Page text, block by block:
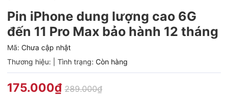
Pin iPhone dung lượng cao 6G
đến 11 Pro Max bảo hành 12 tháng
Mã: Chưa cập nhật
Thương hiệu:
Tình trạng: Còn hàng
175.000₫ 289.000₫